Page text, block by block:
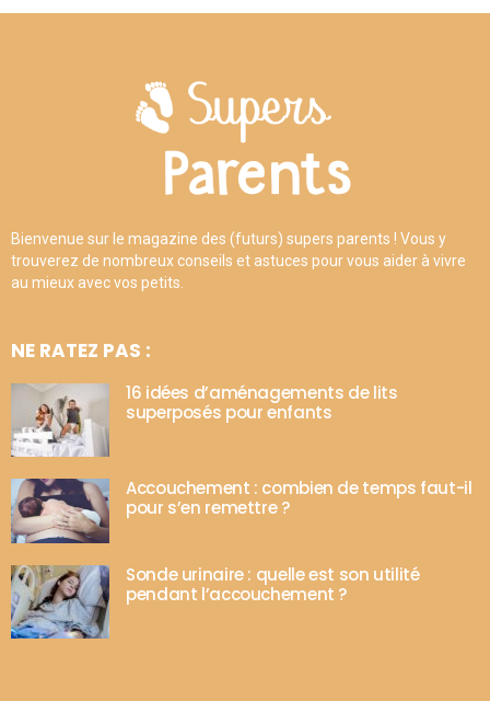
Bienvenue sur le magazine des (futurs) supers parents ! Vous y
trouverez de nombreux conseils et astuces pour vous aider à vivre
au mieux avec vos petits.
NE RATEZ PAS :
16 idées d’aménagements de lits
superposés pour enfants
Accouchement : combien de temps faut-il
pour s’en remettre ?
Sonde urinaire : quelle est son utilité
pendant l’accouchement ?